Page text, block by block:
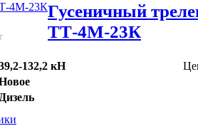
Гусеничный
ТТ-4М-23К
132,2 кН
Дизель